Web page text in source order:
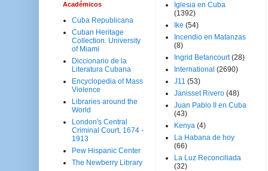
Académicos
Cuba Republicana
Cuban Heritage
Collection. University
of Miami
Diccionario de la
Literatura Cubana
Encyclopedia of Mass
Violence
Libraries around the
World
London's Central
Criminal Court, 1674 -
1913
Pew Hispanic Center
The Newberry Library
Iglesia en Cuba
(1392)
Ike (54)
Incendio en Matanzas
(8)
Ingrid Betancourt (28)
International (2690)
J11 (53)
Janisset Rivero (48)
Juan Pablo II en Cuba
(43)
Kenya (4)
La Habana de hoy
(66)
La Luz Reconciliada
(32)